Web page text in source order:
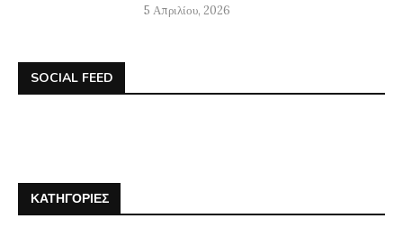
5 Απριλίου, 2026
SOCIAL FEED
ΚΑΤΗΓΟΡΊΕΣ